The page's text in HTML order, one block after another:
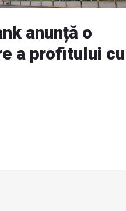
anunță o
a profitului cu